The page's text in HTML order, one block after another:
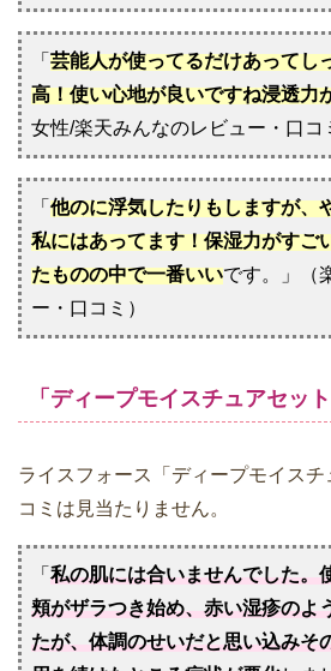
「 芸能人が使ってるだけあってし
高！使い心地が良いですね浸透力
女性/楽天みんなのレビュー・口コ
「 他のに浮気したりもしますが、
私にはあってます！保湿力がすご
たものの中で一番いいです。」（
ー・口コミ）
「ディープモイスチュアセッ
ライスフォース「ディープモイス
コミは見当たりません。
「 私の肌には合いませんでした。
頬がザラつき始め、赤い湿疹のよ
たが、体調のせいだと思い込みそ